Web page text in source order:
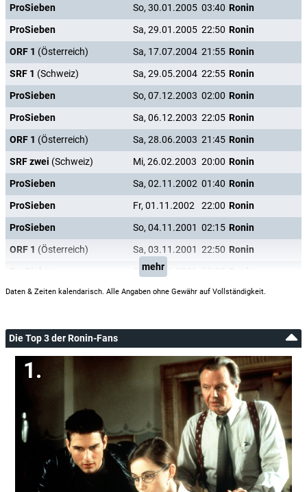
ProSieben
So, 30.01.2005 03:40 Ronin
ProSieben
Sa, 29.01.2005 22:50 Ronin
ORF 1 (Österreich) Sa, 17.07.2004 21:55 Ronin
SRF 1 (Schweiz) Sa, 29.05.2004 22:55 Ronin
ProSieben
So, 07.12.2003 02:00 Ronin
ProSieben
Sa, 06.12.2003 22:05 Ronin
ORF 1 (Österreich) Sa, 28.06.2003 21:45 Ronin
SRF zwei (Schweiz) Mi, 26.02.2003 20:00 Ronin
ProSieben
Sa, 02.11.2002 01:40 Ronin
ProSieben
Fr, 01.11.2002 22:00 Ronin
ProSieben
So, 04.11.2001 02:15 Ronin
ORF 1 (Österreich) Sa, 03.11.2001 22:50 Ronin
Sa, 03.11.2001
mehr
Daten & Zeiten kalendarisch. Alle Angaben ohne Gewähr auf Vollständigkeit.
Die Top 3 der Ronin-Fans